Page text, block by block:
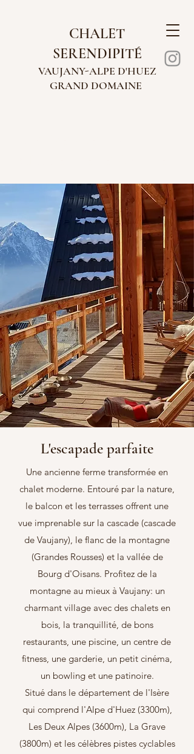
CHALET
SERENDIPITÉ
VAUJANY-ALPE D'HUEZ
GRAND DOMAINE
L'escapade parfaite
Une ancienne ferme transformée en
chalet moderne. Entouré par la nature,
le balcon et les terrasses offrent une
vue imprenable sur la cascade (cascade
de Vaujany), le flanc de la montagne
(Grandes Rousses) et la vallée de
Bourg d'Oisans. Profitez de la
montagne au mieux à Vaujany: un
charmant village avec des chalets en
bois, la tranquillité, de bons
restaurants, une piscine, un centre de
fitness, une garderie, un petit cinéma,
un bowling et une patinoire.
Situé dans le département de l'Isère
qui comprend l'Alpe d'Huez (3300m),
Les Deux Alpes (3600m), La Grave
(3800m) et les célèbres pistes cyclables